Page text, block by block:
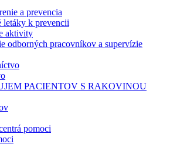
a prevencia
letáky k prevencii
aktivity
odborných pracovníkov a supervízie
PACIENTOV S RAKOVINOU
pomoci